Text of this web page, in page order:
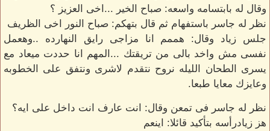
وقال له بابتسامه واسعه: صباح الخير ...اخى العزيز ؟
نظر له جاسر باستفهام ثم قال بتهكم: صباح النور اخى الظريف
جلس زياد وقال: هممم انا مزاجى رايق النهارده ..وهعمل
نفسى مش واخد بالى من تريقتك ...المهم انا حددت ميعاد مع
يسرى الطحان الليله نروح نتقدم لاشرى ونتفق على الخطوبه
وعايزك معايا طبعا.
نظر له جاسر فى تمعن وقال: انت عارف انت داخل على ايه؟
هز زيادرأسه بتأكيد قائلا: اينعم